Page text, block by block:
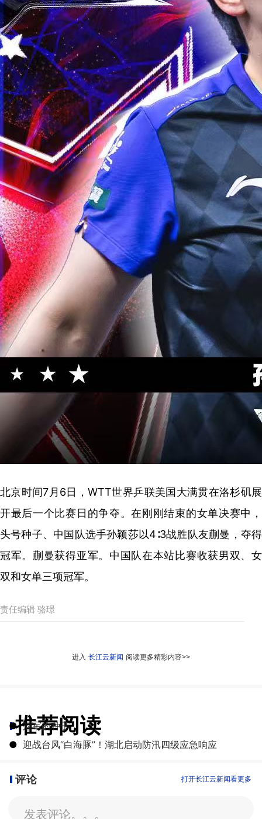
北京时间7月6日，WTT世界乒联美国大满贯在洛杉矶展
开最后一个比赛日的争夺。在刚刚结束的女单决赛中，
头号种子、中国队选手孙颖莎以4∶3战胜队友蒯曼，夺得
冠军。蒯曼获得亚军。中国队在本站比赛收获男双、女
双和女单三项冠军。
责任编辑 骆璟
进入 长江云新闻 阅读更多精彩内容>>
推荐阅读
● 冠军的种子
● 迎战台风“白海豚”！湖北启动防汛四级应急响应
评论 打开长江云新闻看更多
发表评论。。。